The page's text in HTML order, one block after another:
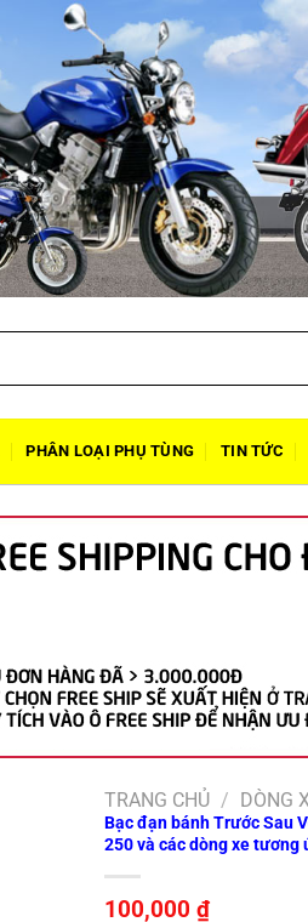
PHÂN LOẠI PHỤ TÙNG TIN TỨC
TRANG CHỦ / DÒNG
Bạc đạn bánh Trước Sau
250 và các dòng xe tương
100,000₫